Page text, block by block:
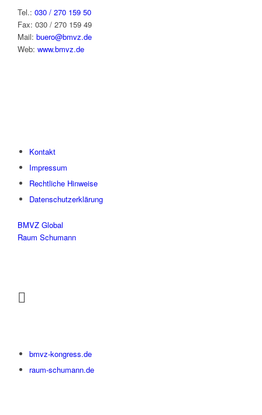
Tel.: 030 / 270 159 50
Fax: 030 / 270 159 49
Mail: buero@bmvz.de
Web: www.bmvz.de
Kontakt
Impressum
Rechtliche Hinweise
Datenschutzerklärung
BMVZ Global
Raum Schumann
bmvz-kongress.de
raum-schumann.de